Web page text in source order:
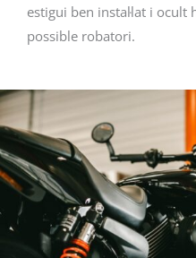
estigui ben instal·lat i ocult
possible robatori.